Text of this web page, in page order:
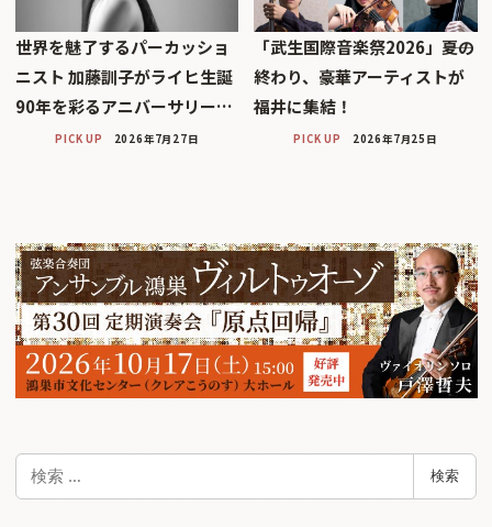
世界を魅了するパーカッショ
ニスト 加藤訓子がライヒ生誕
90年を彩るアニバーサリー…
PICK UP 2026年7月27日
「武生国際音楽祭2026」――夏の
終わり、豪華アーティストが
福井に集結！
PICK UP 2026年7月25日
検
検索